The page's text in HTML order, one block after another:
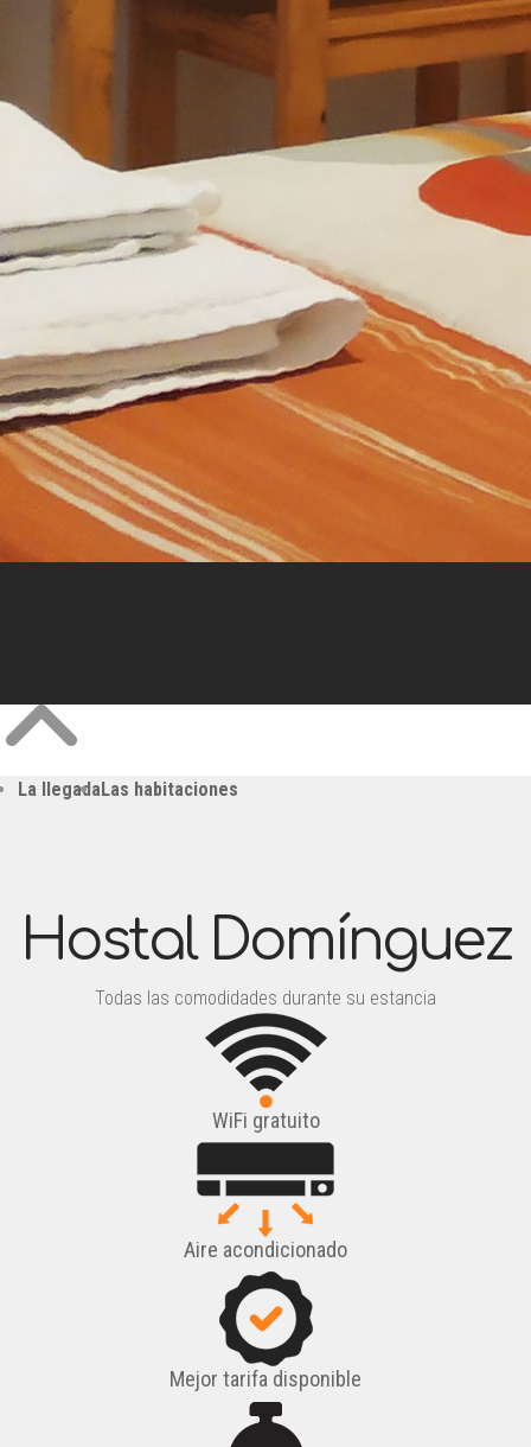
La llegadaLas habitaciones
Hostal Domínguez
Todas las comodidades durante su estancia
WiFi gratuito
Aire acondicionado
Mejor tarifa disponible